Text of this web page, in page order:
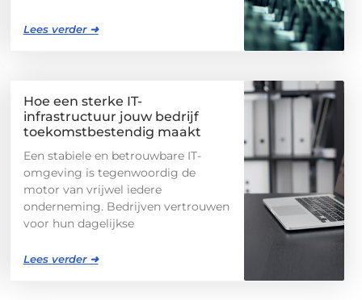
Lees verder ➜
Hoe een sterke IT-
infrastructuur jouw bedrijf
toekomstbestendig maakt
Een stabiele en betrouwbare IT-
omgeving is tegenwoordig de
motor van vrijwel iedere
onderneming. Bedrijven vertrouwen
voor hun dagelijkse
Lees verder ➜